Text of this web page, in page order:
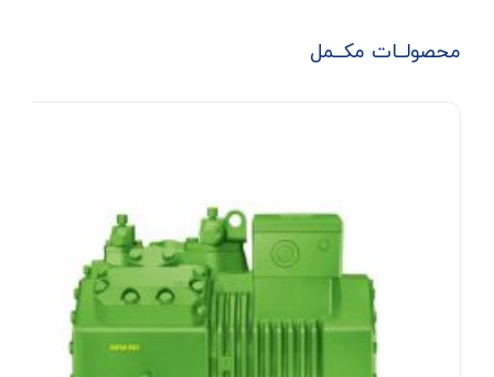
محصولــات مکــمل